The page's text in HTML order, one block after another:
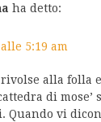
ha detto:
5:19 am
rivolse alla folla
di mose’
Quando vi